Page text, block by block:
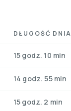
DŁUGOŚĆ DNIA
15 godz. 10 min
14 godz. 55 min
15 godz. 2 min